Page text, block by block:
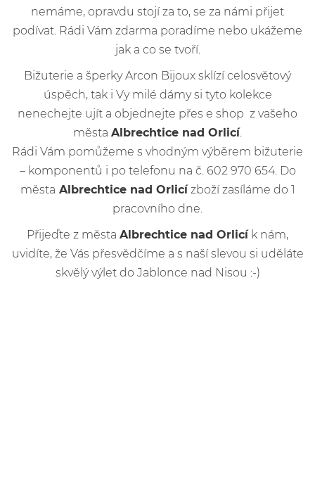
nemáme, opravdu stojí za to, se za námi přijet
podívat. Rádi Vám zdarma poradíme nebo ukážeme
jak a co se tvoří.
Bižuterie a šperky Arcon Bijoux sklízí celosvětový
úspěch, tak i Vy milé dámy si tyto kolekce
nenechejte ujít a objednejte přes e shop z vašeho
města Albrechtice nad Orlicí.
Rádi Vám pomůžeme s vhodným výběrem bižuterie
– komponentů i po telefonu na č. 602 970 654. Do
města Albrechtice nad Orlicízboží zasíláme do 1
pracovního dne.
Přijeďte z města Albrechtice nad Orlicík nám,
uvidíte, že Vás přesvědčíme a s naší slevou si uděláte
skvělý výlet do Jablonce nad Nisou :-)